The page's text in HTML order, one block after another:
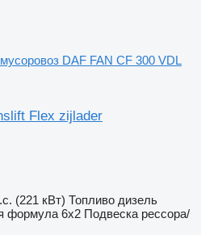
мусоровоз DAF FAN CF 300 VDL
Flex zijlader
(221 кВт) Топливо дизель
формула 6x2 Подвеска рессора/